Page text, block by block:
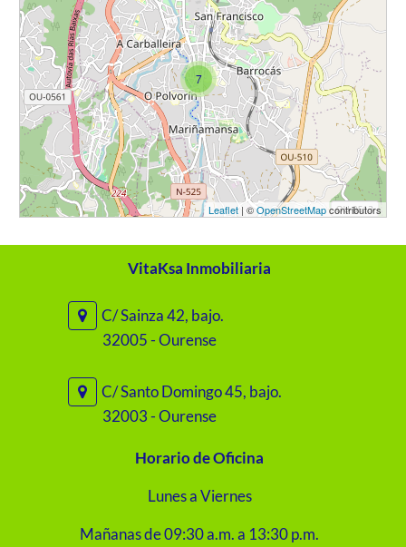
7
Leaflet| ©OpenStreetMapcontributors
VitaKsa Inmobiliaria
C/ Sainza 42, bajo.
32005 - Ourense
C/ Santo Domingo 45, bajo.
32003 - Ourense
Horario de Oficina
Lunes a Viernes
Mañanas de 09:30 a.m. a 13:30 p.m.